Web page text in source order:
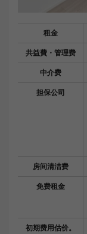
租金
共益費・管理费
中介费
担保公司
房间清洁费
免费租金
初期费用估价。